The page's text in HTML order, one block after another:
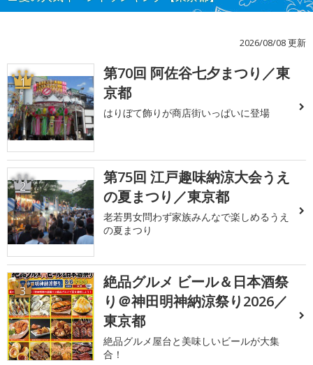
2026/08/08 更新
1
第70回 阿佐谷七夕まつり／東
京都
はりぼて飾りが商店街いっぱいに登場
2
第75回 江戸趣味納涼大会うえ
の夏まつり／東京都
老若男女問わず家族みんなで楽しめるうえ
の夏まつり
3
絶品グルメ ビール＆日本酒祭
り＠神田明神納涼祭り2026／
東京都
絶品グルメ屋台と美味しいビールが大集
合！